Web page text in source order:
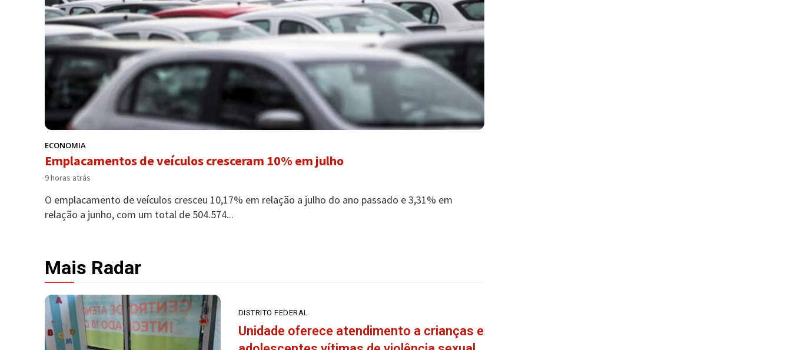
ECONOMIA
Emplacamentos de veículos cresceram 10% em julho
9 horas atrás
O emplacamento de veículos cresceu 10,17% em relação a julho do ano passado e 3,31% em
relação a junho, com um total de 504.574...
Mais Radar
DISTRITO FEDERAL
Unidade oferece atendimento a crianças e